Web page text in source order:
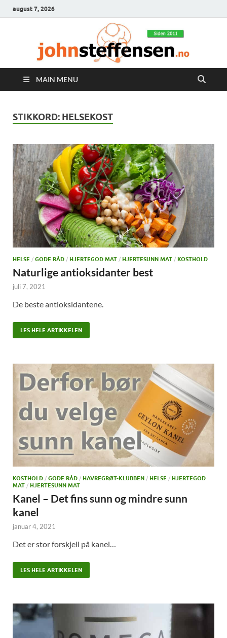
august 7, 2026
MAIN MENU
STIKKORD: HELSEKOST
HELSE / GODE RÅD / HJERTEGOD MAT / HJERTESUNN MAT / KOSTHOLD
Naturlige antioksidanter best
juli 7, 2021
De beste antioksidantene.
LES HELE ARTIKKELEN
KOSTHOLD / GODE RÅD / HAVREGRØT-KLUBBEN / HELSE / HJERTEGOD
MAT / HJERTESUNN MAT
Kanel – Det fins sunn og mindre sunn
kanel
januar 4, 2021
Det er stor forskjell på kanel…
LES HELE ARTIKKELEN